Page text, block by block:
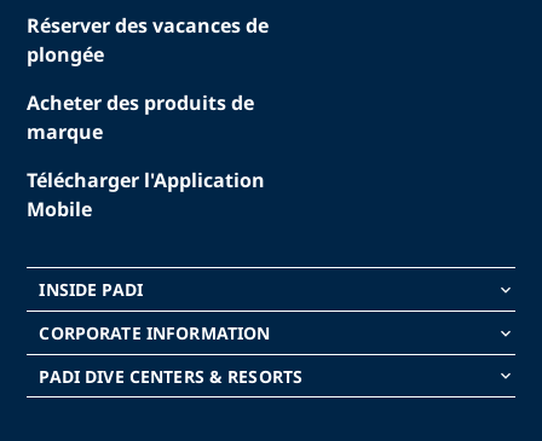
Réserver des vacances de
plongée
Acheter des produits de
marque
Télécharger l'Application
Mobile
INSIDE PADI keyboard_arrow_down
CORPORATE INFORMATION keyboard_arrow_down
PADI DIVE CENTERS & RESORTS keyboard_arrow_down